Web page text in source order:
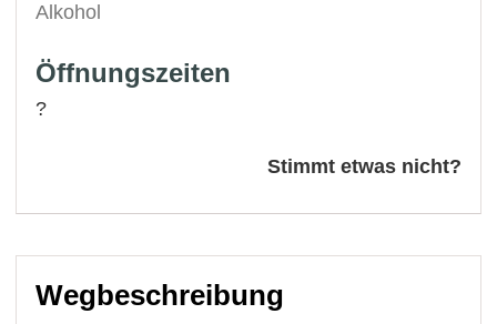
Alkohol
Öffnungszeiten
?
Stimmt etwas nicht?
Wegbeschreibung